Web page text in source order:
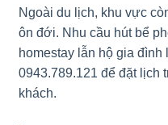
Ngoài du lịch, khu vực
ôn đới. Nhu cầu hút bể
homestay lẫn hộ gia
0943.789.121 để đặt lịch
khách.